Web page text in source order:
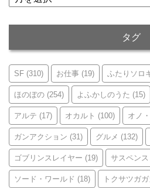
ー
タグ
SF (310) お仕事 (19) ふたりソロ
ほのぼの (254) よふかしのうた (15)
アルテ (17) オカルト (100) オノ
ガンアクション (31) グルメ (132)
ゴブリンスレイヤー (19) サスペンス
ソード・ワールド (18) トクサツガ